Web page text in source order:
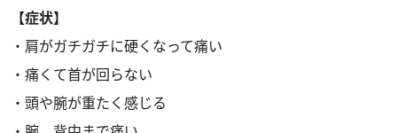
【症状】
・肩がガチガチに硬くなって痛い
・痛くて首が回らない
・頭や腕が重たく感じる